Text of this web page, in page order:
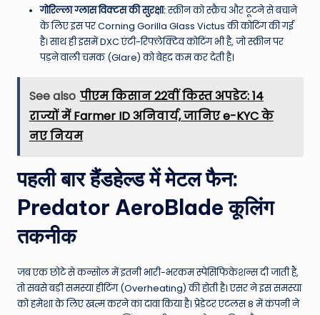
गोरिल्ला ग्लास विक्टस की सुरक्षा:स्क्रीन को स्क्रैच और टूटने से बचाने
के लिए इस पर Corning Gorilla Glass Victus की कोटिंग की गई
है। साथ ही इसमें DXC एंटी-रिफ्लेक्टिव कोटिंग भी है, जो स्क्रीन पर
पड़ने वाली चमक (Glare) को बेहद कम कर देती है।
See also पीएम किसान 22वीं किस्त अपडेट: 14
राज्यों में Farmer ID अनिवार्य, जानिए e-KYC के
नए नियम
पहली बार हैंडहेल्ड में मेटल फैन:
Predator AeroBlade कूलिंग
तकनीक
जब एक छोटे से कन्सोल में इतनी भारी-भरकम स्पेसिफिकेशन्स दी जाती हैं,
तो सबसे बड़ी समस्या हीटिंग (Overheating) की होती है। एसर ने इस समस्या
को हमेशा के लिए खत्म करने का दावा किया है। प्रेडेटर एटलस 8 में कंपनी ने